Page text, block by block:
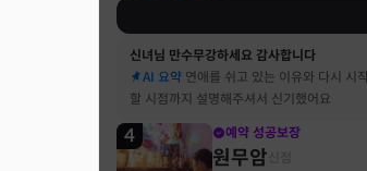
신녀님 만수무강하세요 감사합니다
AI 요약 연애를 쉬고 있는 이유와 다시 시작
할 시점까지 설명해주셔서 신기했어요
4 예약 성공보장
원무암